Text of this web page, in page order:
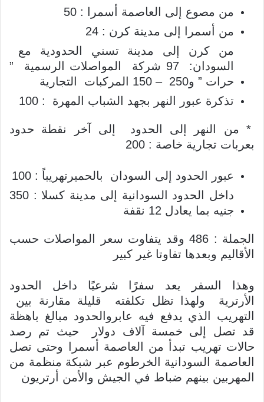
من مصوع إلى العاصمة أسمرا : 50
من أسمرا إلى مدينة كرن : 24
من كرن إلى مدينة تسني الحدودية مع
السودان: 97 شركة المواصلات الرسمية ”
حرات ” و250 – 150 المركبات التجارية
تذكرة عبور النهر بجهد الشباب المهرة : 100
* من النهر إلى الحدود إلى آخر نقطة حدود
بعربات تجارية خاصة : 200
عبور الحدود إلى السودان بالحميرتهريباً : 100
داخل الحدود السودانية إلى مدينة كسلا : 350
جنيه بما يعادل 12 نقفة
الجملة : 486 وقد يتفاوت سعر المواصلات حسب
الأقاليم وبعدها تفاوتا غير كبير
وهذا السفر يعد سفرًا شرعيًا داخل الحدود
الأرترية ولهذا تظل تكلفته قليلة مقارنة بين
التهريب الذي يدفع فيه عابروالحدود مبالغ باهظة
قد تصل إلى خمسة آلاف دولار حيث تم رصد
حالات تهريب تبدأ من العاصمة أسمرا وحتى تصل
العاصمة السودانية الخرطوم عبر شبكة منظمة من
المهربين بينهم ضباط في الجيش والأمن أرتريون